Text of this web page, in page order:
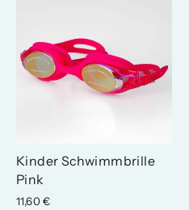
Kinder Schwimmbrille
Pink
11,60 €